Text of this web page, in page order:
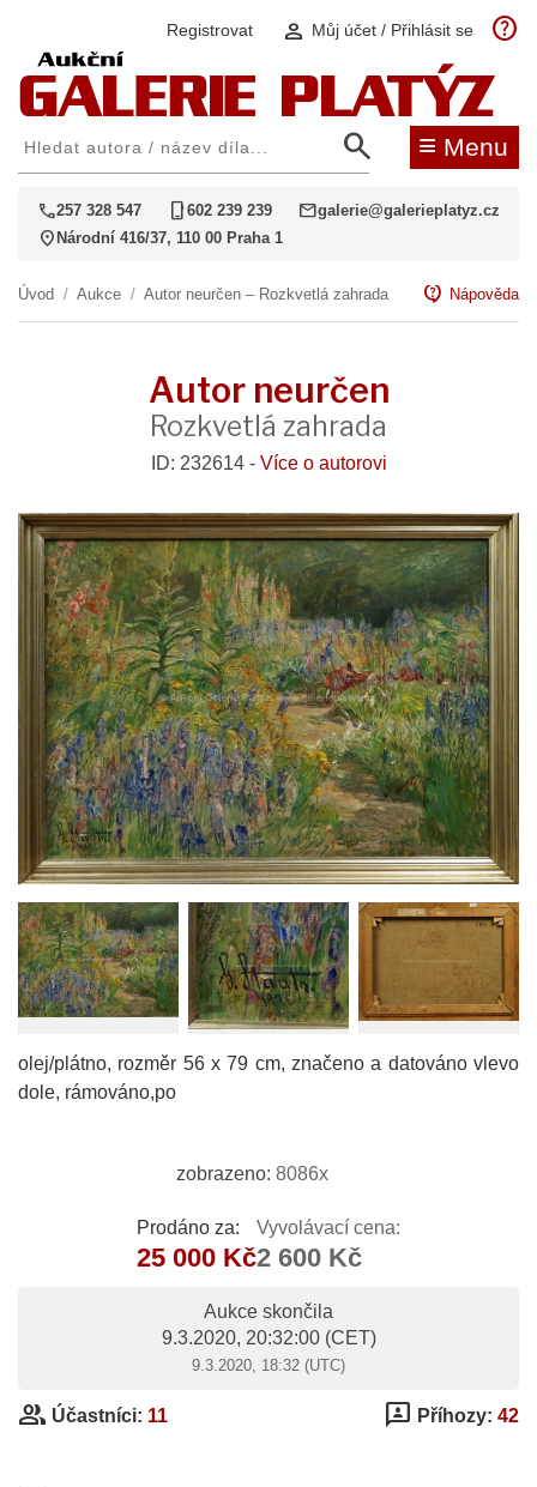
Registrovat person Můj účet / Přihlásit se help
search ≡ Menu
call257 328 547 phone_iphone602 239 239 mailgalerie@galerieplatyz.cz
location_on Národní 416/37, 110 00 Praha 1
Úvod / Aukce / Autor neurčen – Rozkvetlá zahrada contact_support Nápověda
Autor neurčen
Rozkvetlá zahrada
ID: 232614 - Více o autorovi
olej/plátno, rozměr 56 x 79 cm, značeno a datováno vlevo
dole, rámováno,po
zobrazeno: 8086x
Prodáno za:
25 000 Kč
Vyvolávací cena:
2 600 Kč
Aukce skončila
9.3.2020, 20:32:00(CET)
9.3.2020, 18:32 (UTC)
group Účastníci: 11 3p Příhozy: 42